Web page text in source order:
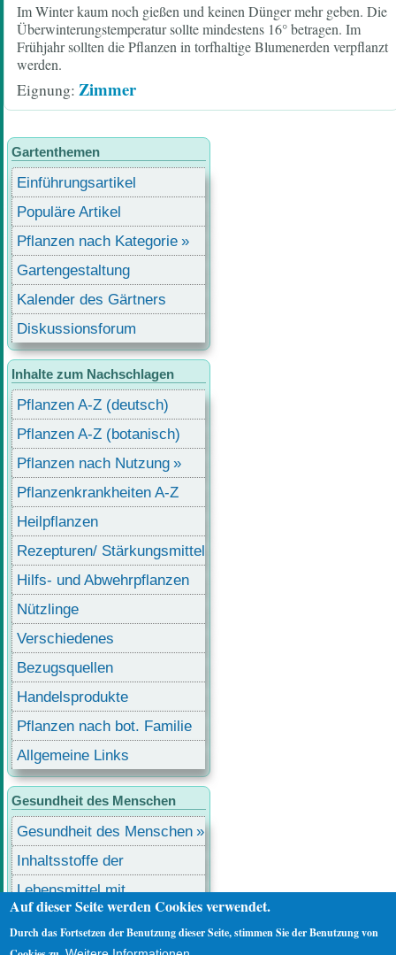
Im Winter kaum noch gießen und keinen Dünger mehr geben. Die
Überwinterungstemperatur sollte mindestens 16° betragen. Im
Frühjahr sollten die Pflanzen in torfhaltige Blumenerden verpflanzt
werden.
Eignung Zimmer
Gartenthemen
Einführungsartikel
Populäre Artikel
Pflanzen nach Kategorie
Gartengestaltung
Kalender des Gärtners
Diskussionsforum
Inhalte zum Nachschlagen
Pflanzen A-Z (deutsch)
Pflanzen A-Z (botanisch)
Pflanzen nach Nutzung
Pflanzenkrankheiten A-Z
Heilpflanzen
Rezepturen/ Stärkungsmittel
Hilfs- und Abwehrpflanzen
Nützlinge
Verschiedenes
Bezugsquellen
Handelsprodukte
Pflanzen nach bot. Familie
Allgemeine Links
Gesundheit des Menschen
Gesundheit des Menschen
Inhaltsstoffe der
Lebensmittel
Lebensmittel mit
Benutzermenü
Auf dieser Seite werden Cookies verwendet.
Durch das Fortsetzen der Benutzung dieser Seite, stimmen Sie der Benutzung von